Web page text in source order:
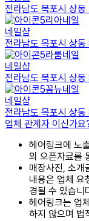
전라남도 목포시 상동
리아네일
네일샵
전라남도 목포시 상
라룸네일
네일샵
전라남도 목포시 상
꼼뉴네일
네일샵
전라남도 목포시 상
업체 관계자 이신가요
헤어링크에 노
의 오픈자료를
매장사진, 소개
내용은 업체 요
경될 수 있습니
헤어링크는 업
하지 않으며 법